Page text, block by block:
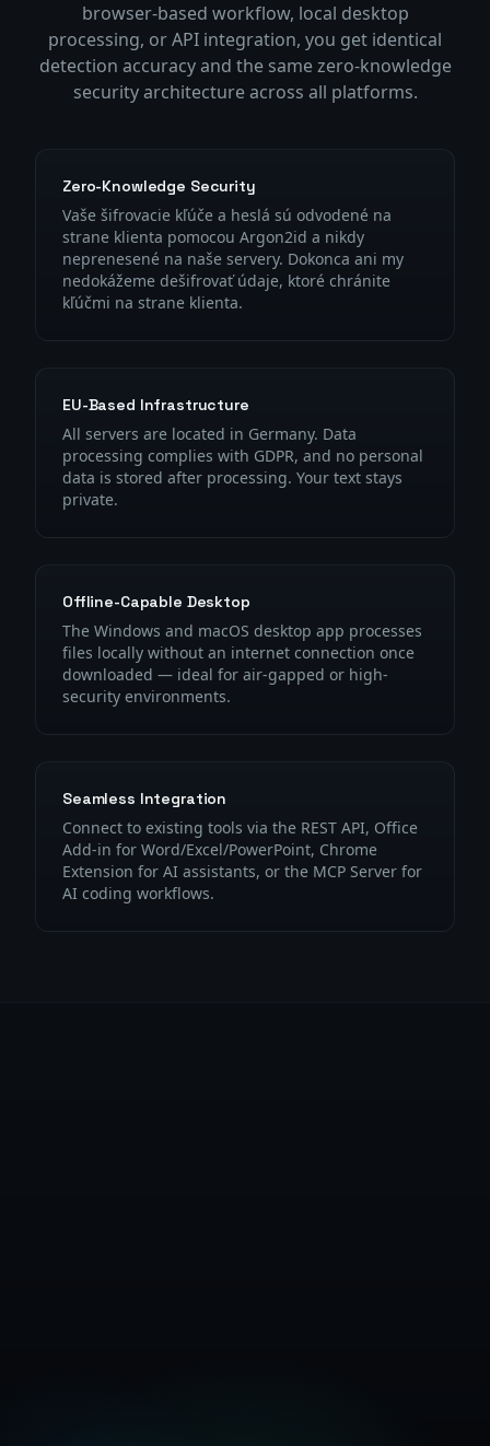
browser-based workflow, local desktop
processing, or API integration, you get identical
detection accuracy and the same zero-knowledge
security architecture across all platforms.
Zero-Knowledge Security
Vaše šifrovacie kľúče a heslá sú odvodené na
strane klienta pomocou Argon2id a nikdy
neprenesené na naše servery. Dokonca ani my
nedokážeme dešifrovať údaje, ktoré chránite
kľúčmi na strane klienta.
EU-Based Infrastructure
All servers are located in Germany. Data
processing complies with GDPR, and no personal
data is stored after processing. Your text stays
private.
Offline-Capable Desktop
The Windows and macOS desktop app processes
files locally without an internet connection once
downloaded — ideal for air-gapped or high-
security environments.
Seamless Integration
Connect to existing tools via the REST API, Office
Add-in for Word/Excel/PowerPoint, Chrome
Extension for AI assistants, or the MCP Server for
AI coding workflows.